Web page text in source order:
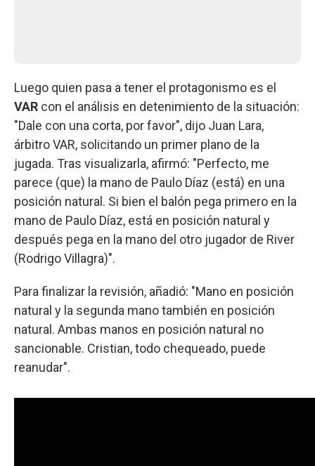
Luego quien pasa a tener el protagonismo es el
VAR con el análisis en detenimiento de la situación:
"Dale con una corta, por favor", dijo Juan Lara,
árbitro VAR, solicitando un primer plano de la
jugada. Tras visualizarla, afirmó: "Perfecto, me
parece (que) la mano de Paulo Díaz (está) en una
posición natural. Si bien el balón pega primero en la
mano de Paulo Díaz, está en posición natural y
después pega en la mano del otro jugador de River
(Rodrigo Villagra)".
Para finalizar la revisión, añadió: "Mano en posición
natural y la segunda mano también en posición
natural. Ambas manos en posición natural no
sancionable. Cristian, todo chequeado, puede
reanudar".